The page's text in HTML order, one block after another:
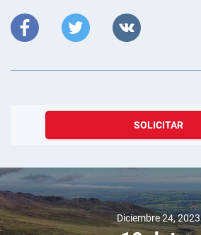
SOLICITAR
Diciembre 24, 2023